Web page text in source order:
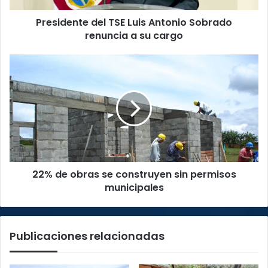
su
Presidente del TSE Luis Antonio Sobrado
renuncia a su cargo
obras
se
construyen
sin
permisos
municipales
22% de obras se construyen sin permisos
municipales
Publicaciones relacionadas